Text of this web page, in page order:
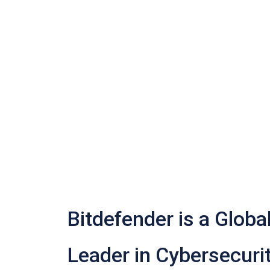
Bitdefender is a
Leader in